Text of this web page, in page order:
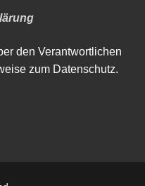
den Verantwortlichen
zum Datenschutz.